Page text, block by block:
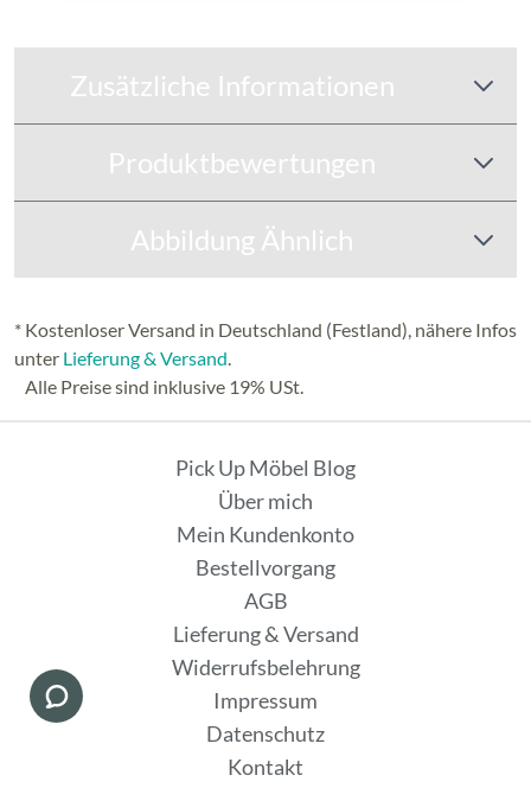
Zusätzliche Informationen
Produktbewertungen
Abbildung Ähnlich
* Kostenloser Versand in Deutschland (Festland), nähere Infos
unter Lieferung & Versand.
Alle Preise sind inklusive 19% USt.
Pick Up Möbel Blog
Über mich
Mein Kundenkonto
Bestellvorgang
AGB
Lieferung & Versand
Widerrufsbelehrung
Impressum
Datenschutz
Kontakt